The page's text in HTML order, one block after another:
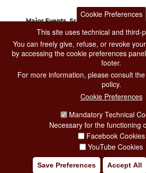
Major Events, Sport, Tourism and
Via di San Basilio, 51
CONTACT CENTER TEL.
CONTATTA LA REDAZIONE
PRIVACY
SOCIAL MEDIA POLICY
CREDITS
COPYRIGHT
Cookie Preferences
This site uses technical and third-
You can freely give, refuse, or revoke
by accessing the cookie preferences
footer.
For more information, please consult
policy.
Cookie Preferences
Mandatory Technical
Necessary for the functioning
Facebook Cookies
YouTube Cookies
Save Preferences Accept All